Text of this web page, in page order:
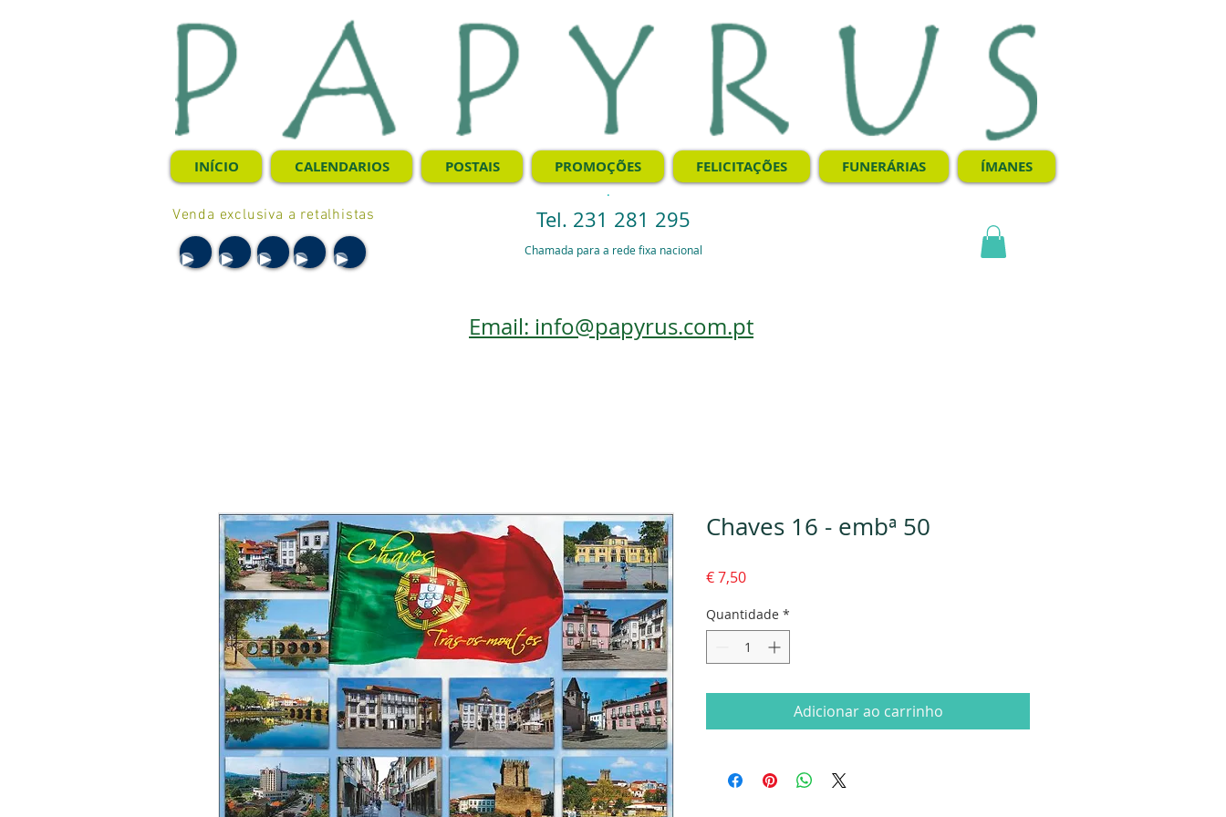
INÍCIO CALENDARIOS POSTAIS PROMOÇÕES FELICITAÇÕES FUNERÁRIAS ÍMANES
.
Venda exclusiva a retalhistas Tel. 231 281 295
Chamada para a rede fixa nacional
Email: info@papyrus.com.pt
Chaves 16 - embª 50
€ 7,50Preço
Quantidade *
Adicionar ao carrinho